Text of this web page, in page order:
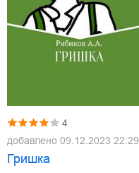
4
добавлено 09.12.2023 22:29
Гришка